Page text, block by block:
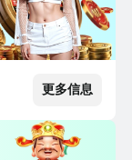
更多信息